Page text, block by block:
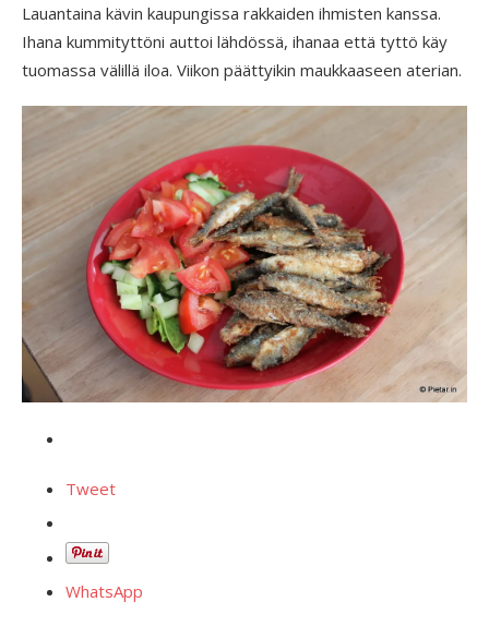
Lauantaina kävin kaupungissa rakkaiden ihmisten kanssa.
Ihana kummityttöni auttoi lähdössä, ihanaa että tyttö käy
tuomassa välillä iloa. Viikon päättyikin maukkaaseen aterian.
Tweet
WhatsApp